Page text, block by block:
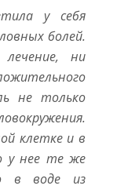
у себя
болей.
ни
не только
клетке и в
у нее те же
в воде из